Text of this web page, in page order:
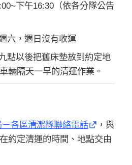
下午16:30（依各分隊公告
六，週日沒有收運
點以後把舊床墊放到約定地
輛隔天一早的清運作業。
各區清潔隊聯絡電話
，與
約定清運的時間、地點交由